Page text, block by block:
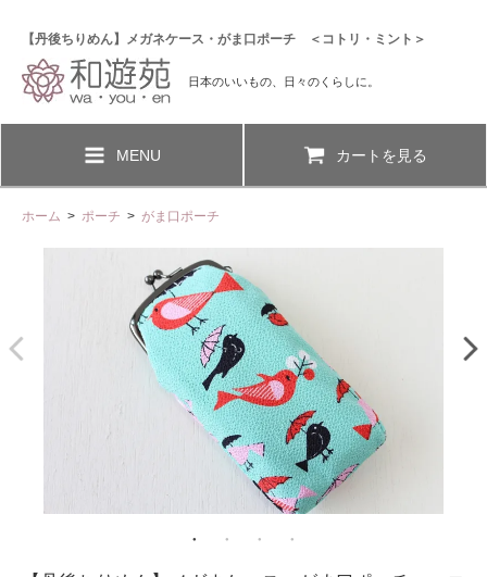
【丹後ちりめん】メガネケース・がま口ポーチ ＜コトリ・ミント＞
日本のいいもの、日々のくらしに。
MENU カートを見る
ホーム > ポーチ > がま口ポーチ